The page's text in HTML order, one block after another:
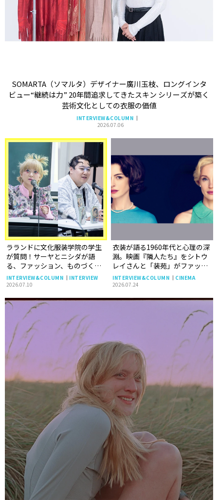
SOMARTA（ソマルタ）デザイナー廣川玉枝、ロングインタ
ビュー“継続は力” 20年間追求してきたスキン シリーズが築く
芸術文化としての衣服の価値
INTERVIEW&COLUMN
2026.07.06
ラランドに文化服装学院の学生
が質問！サーヤとニシダが語
る、ファッション、ものづくり
への向き合い方、会社を立ち上
げた経験から得た学び
INTERVIEW&COLUMN
INTERVIEW
2026.07.10
衣装が語る1960年代と心理の深
淵。映画『隣人たち』をシトウ
レイさんと「装苑」がファッ
ション視点で読み解く
INTERVIEW&COLUMN
CINEMA
2026.07.24